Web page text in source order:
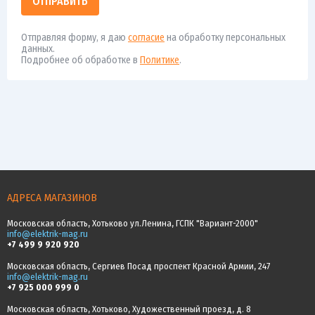
Отправляя форму, я даю согласие на обработку персональных
данных.
Подробнее об обработке в Политике.
АДРЕСА МАГАЗИНОВ
Московская область, Хотьково ул.Ленина, ГСПК "Вариант-2000"
info@elektrik-mag.ru
+7 499 9 920 920
Московская область, Сергиев Посад проспект Красной Армии, 247
info@elektrik-mag.ru
+7 925 000 999 0
Московская область, Хотьково, Художественный проезд, д. 8